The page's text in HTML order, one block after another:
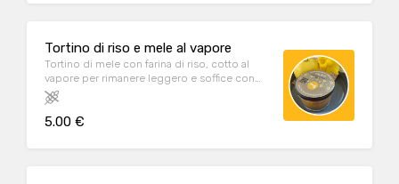
Tortino di riso e mele al vapore
Tortino di mele con farina di riso, cotto al
vapore per rimanere leggero e soffice con
profumi di cannella e scorzetta d'arancia.
Adatto intolleranti al glutine e al lattosio
5.00 €